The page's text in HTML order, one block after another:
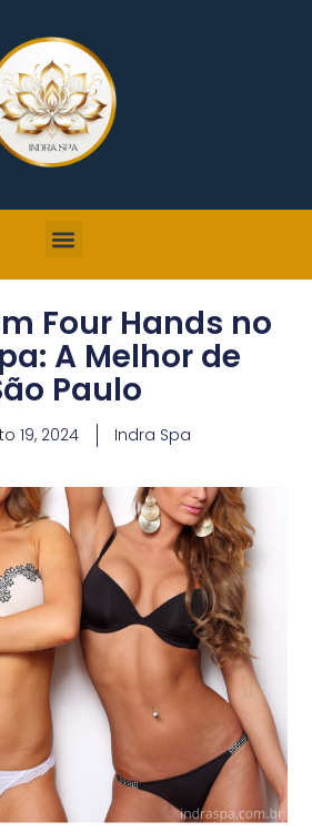
Four Hands no
A Melhor de
Paulo
19, 2024 Indra Spa